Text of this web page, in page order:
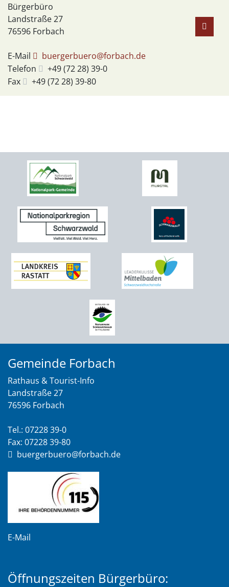
Bürgerbüro
Landstraße 27
76596 Forbach
E-Mail
buergerbuero@forbach.de
Telefon
+49 (7228) 39-0
Fax
+49 (7228) 39-80
Gemeinde Forbach
Rathaus & Tourist-Info
Landstraße 27
76596 Forbach
Tel.: 07228 39-0
Fax: 07228 39-80
buergerbuero@forbach.de
E-Mail
Öffnungszeiten Bürgerbüro: